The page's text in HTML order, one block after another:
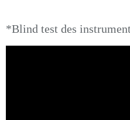
*Blind test des